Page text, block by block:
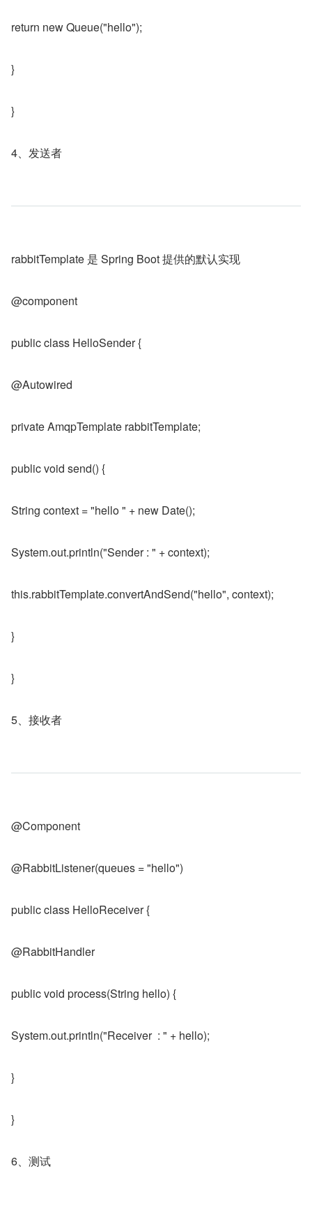
return new Queue("hello");
}
}
4、发送者
rabbitTemplate 是 Spring Boot 提供的默认实现
@component
public class HelloSender {
@Autowired
private AmqpTemplate rabbitTemplate;
public void send() {
String context = "hello " + new Date();
System.out.println("Sender : " + context);
this.rabbitTemplate.convertAndSend("hello", context);
}
}
5、接收者
@Component
@RabbitListener(queues = "hello")
public class HelloReceiver {
@RabbitHandler
public void process(String hello) {
System.out.println("Receiver  : " + hello);
}
}
6、测试